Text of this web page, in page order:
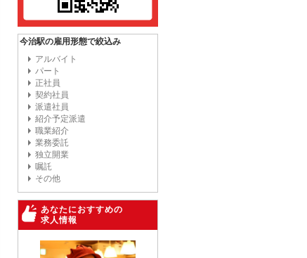
今治駅の雇用形態で絞込み
アルバイト
パート
正社員
契約社員
派遣社員
紹介予定派遣
職業紹介
業務委託
独立開業
嘱託
その他
あなたにおすすめの
求人情報